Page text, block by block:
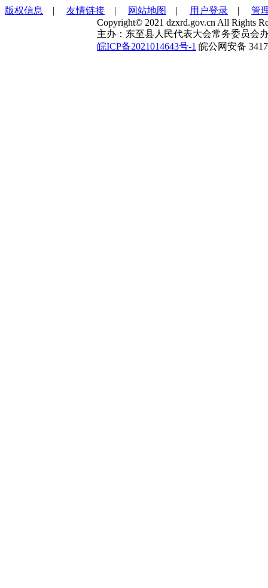
版权信息 | 友情链接 | 网站地图 | 用户登录 | 管
Copyright© 2021 dzxrd.gov.cn All Rights
主办：东至县人民代表大会常务委员会
皖ICP备2021014643号-1 皖公网安备